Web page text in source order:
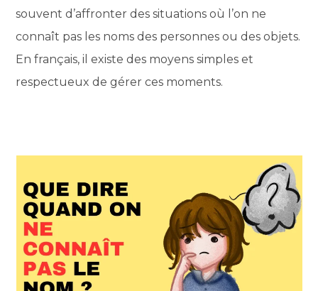
souvent d’affronter des situations où l’on ne
connaît pas les noms des personnes ou des objets.
En français, il existe des moyens simples et
respectueux de gérer ces moments.